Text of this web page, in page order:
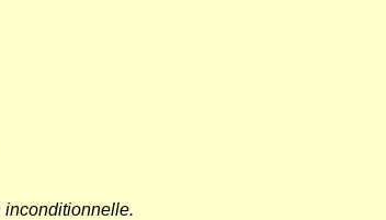
inconditionnelle.